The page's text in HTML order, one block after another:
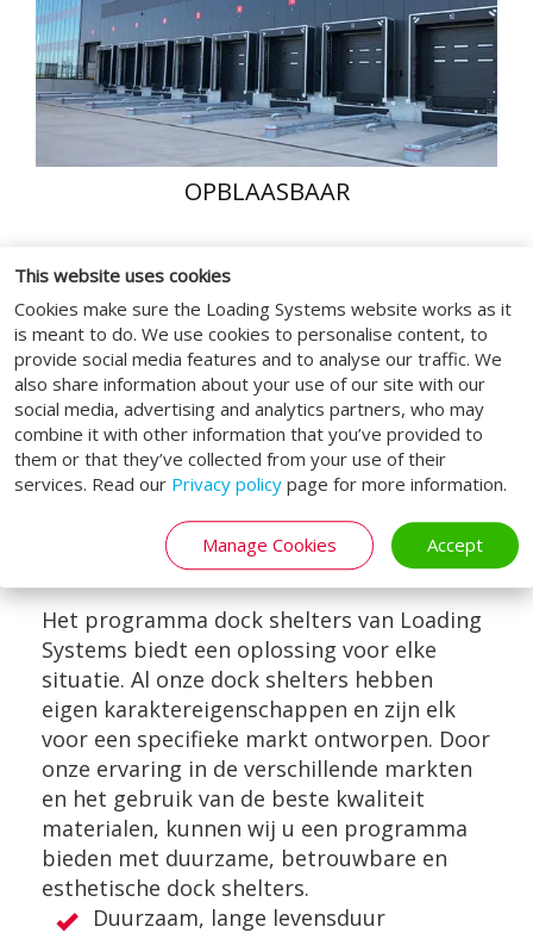
This website uses cookies
Cookies make sure the Loading Systems website works as it
is meant to do. We use cookies to personalise content, to
provide social media features and to analyse our traffic. We
also share information about your use of our site with our
social media, advertising and analytics partners, who may
combine it with other information that you’ve provided to
them or that they’ve collected from your use of their
services. Read our Privacy policy page for more information.
Manage Cookies Accept
OPBLAASBAAR
VAN-DOCK SHELTER
Het programma dock shelters van Loading
Systems biedt een oplossing voor elke
situatie. Al onze dock shelters hebben
eigen karaktereigenschappen en zijn elk
voor een specifieke markt ontworpen. Door
onze ervaring in de verschillende markten
en het gebruik van de beste kwaliteit
materialen, kunnen wij u een programma
bieden met duurzame, betrouwbare en
esthetische dock shelters.
Duurzaam, lange levensduur